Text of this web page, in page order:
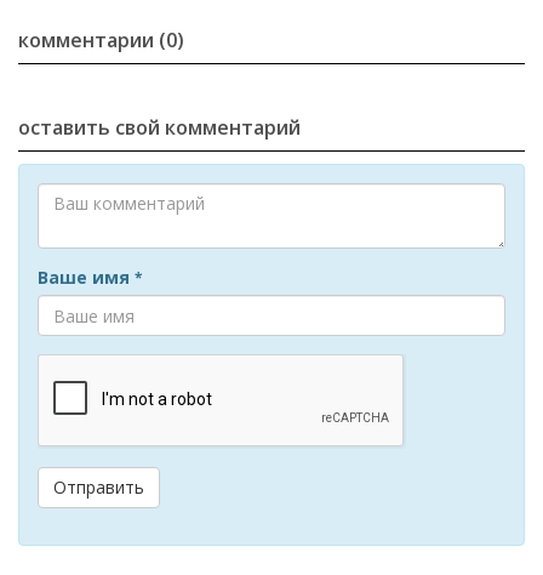
комментарии (0)
оставить свой комментарий
Ваше имя *
Отправить